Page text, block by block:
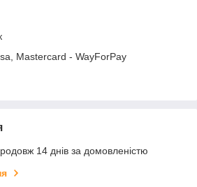
Mastercard - WayForPay
14 днів за домовленістю